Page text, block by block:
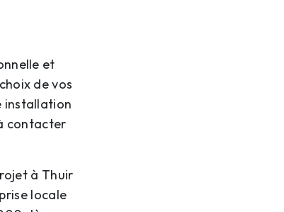
et
de vos
installation
contacter
à Thuir
locale